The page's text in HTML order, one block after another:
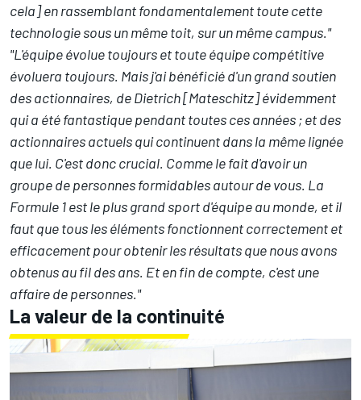
cela] en rassemblant fondamentalement toute cette
technologie sous un même toit, sur un même campus."
"L'équipe évolue toujours et toute équipe compétitive
évoluera toujours. Mais j'ai bénéficié d'un grand soutien
des actionnaires, de Dietrich [Mateschitz] évidemment
qui a été fantastique pendant toutes ces années ; et des
actionnaires actuels qui continuent dans la même lignée
que lui. C'est donc crucial. Comme le fait d'avoir un
groupe de personnes formidables autour de vous. La
Formule 1 est le plus grand sport d'équipe au monde, et il
faut que tous les éléments fonctionnent correctement et
efficacement pour obtenir les résultats que nous avons
obtenus au fil des ans. Et en fin de compte, c'est une
affaire de personnes."
La valeur de la continuité